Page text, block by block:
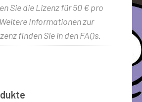
Sie die Lizenz für 50 € pro
Informationen zur
finden Sie in den FAQs.